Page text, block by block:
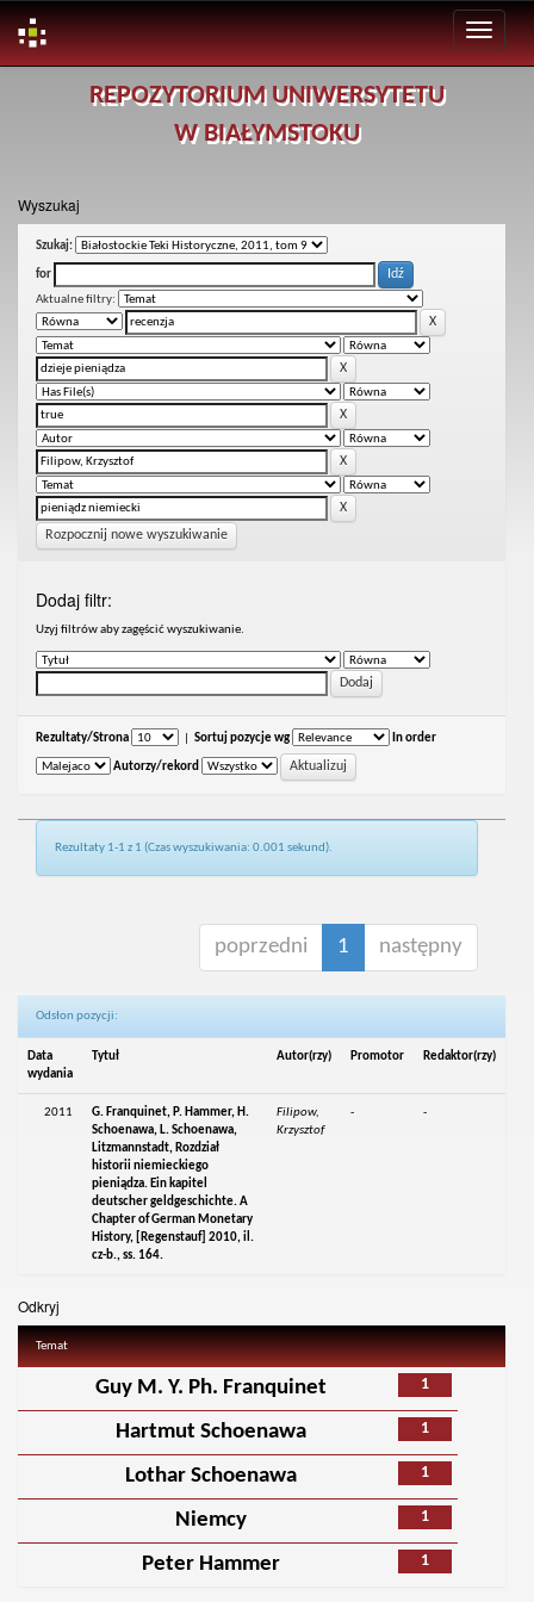
REPOZYTORIUM UNIWERSYTETU
W BIAŁYMSTOKU
Wyszukaj
Szukaj:
for
Aktualne filtry:
Rozpocznij nowe wyszukiwanie
Dodaj filtr:
Uzyj filtrów aby zagęścić wyszukiwanie.
Rezultaty/Strona Sortuj pozycje wg In order
Autorzy/rekord
Rezultaty 1-1 z 1 (Czas wyszukiwania: 0.001 sekund).
poprzedni 1 następny
Odsłon pozycji:
Data
wydania
Tytuł Autor(rzy) Promotor Redaktor(rzy)
2011
G. Franquinet, P. Hammer, H.
Schoenawa, L. Schoenawa,
Litzmannstadt, Rozdział
historii niemieckiego
pieniądza. Ein kapitel
deutscher geldgeschichte. A
Chapter of German Monetary
History, [Regenstauf] 2010, il.
cz-b., ss. 164.
Filipow,
Krzysztof
- -
Odkryj
Temat
1
Guy M. Y. Ph. Franquinet
1
Hartmut Schoenawa
1
Lothar Schoenawa
1
Niemcy
1
Peter Hammer